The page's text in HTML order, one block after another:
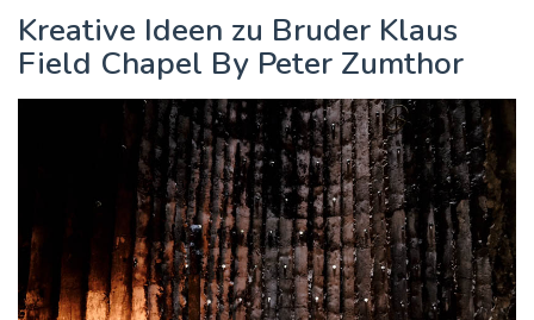
Kreative Ideen zu Bruder Klaus
Field Chapel By Peter Zumthor